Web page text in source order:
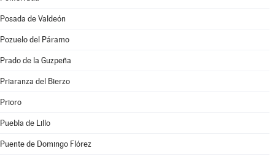
Posada de Valdeón
Pozuelo del Páramo
Prado de la Guzpeña
Priaranza del Bierzo
Prioro
Puebla de Lillo
Puente de Domingo Flórez